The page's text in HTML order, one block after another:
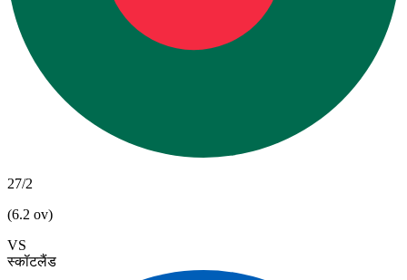
27/2
(6.2 ov)
VS
स्कॉटलैंड